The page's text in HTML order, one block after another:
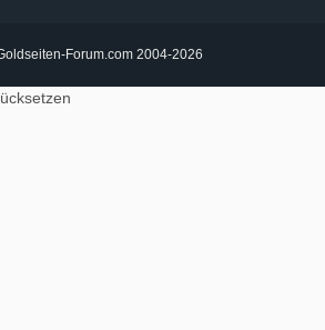
Forum.com 2004-2026